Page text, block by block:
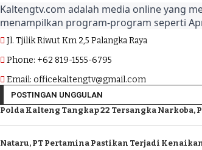
Kaltengtv.com adalah media online yang
menampilkan program-program seperti
Jl. Tjilik Riwut Km 2,5 Palangka Raya
Phone: +62 819-1555-6795
Email: officekaltengtv@gmail.com
POSTINGAN UNGGULAN
Polda Kalteng Tangkap 22 Tersangka Narkoba,
Nataru, PT Pertamina Pastikan Terjadi